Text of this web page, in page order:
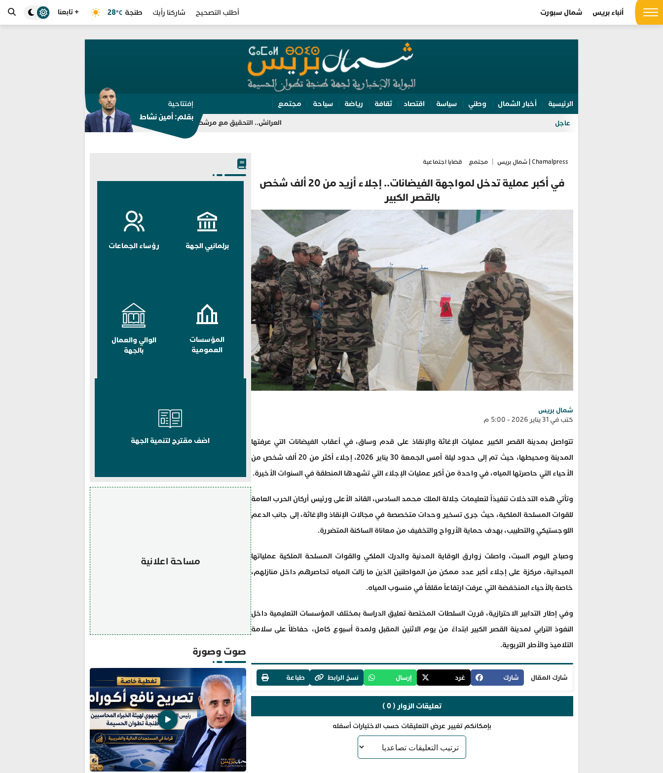
أنباء بريس شمال سبورت أطلب التصحيح شاركنا رأيك طنجة 28 °C + تابعنا
الرئيسية أخبار الشمال وطني سياسة اقتصاد ثقافة رياضة سياحة مجتمع
عاجل العرائش.. التحقيق مع مرشحة للهجرة السرية بسبب اتهامات وأخبار زائفة عن أحداث الفنيدق
إفتتاحية
بقلم: أمين نشاط
Chamalpress | شمال بريس مجتمع قضايا اجتماعية
في أكبر عملية تدخل لمواجهة الفيضانات.. إجلاء أزيد من 20 ألف شخص
بالقصر الكبير
شمال بريس
كتب في 31 يناير 2026 - 5:00 م
تتواصل بمدينة القصر الكبير عمليات الإغاثة والإنقاذ على قدم وساق، في أعقاب الفيضانات التي عرفتها
المدينة ومحيطها، حيث تم إلى حدود ليلة أمس الجمعة 30 يناير 2026، إجلاء أكثر من 20 ألف شخص من
الأحياء التي حاصرتها المياه، في واحدة من أكبر عمليات الإجلاء التي تشهدها المنطقة في السنوات الأخيرة.
وتأتي هذه التدخلات تنفيذاً لتعليمات جلالة الملك محمد السادس، القائد الأعلى ورئيس أركان الحرب العامة
للقوات المسلحة الملكية، حيث جرى تسخير وحدات متخصصة في مجالات الإنقاذ والإغاثة، إلى جانب الدعم
اللوجستيكي والتطبيب، بهدف حماية الأرواح والتخفيف من معاناة الساكنة المتضررة.
وصباح اليوم السبت، واصلت زوارق الوقاية المدنية والدرك الملكي والقوات المسلحة الملكية عملياتها
الميدانية، مركزة على إجلاء أكبر عدد ممكن من المواطنين الذين ما زالت المياه تحاصرهم داخل منازلهم،
خاصة بالأحياء المنخفضة التي عرفت ارتفاعاً مقلقاً في منسوب المياه.
وفي إطار التدابير الاحترازية، قررت السلطات المختصة تعليق الدراسة بمختلف المؤسسات التعليمية داخل
النفوذ الترابي لمدينة القصر الكبير ابتداءً من يوم الاثنين المقبل ولمدة أسبوع كامل، حفاظاً على سلامة
التلاميذ والأطر التربوية.
شارك المقال شارك غرد إرسال نسخ الرابط طباعة
تعليقات الزوار ( 0 )
بإمكانكم تغيير عرض التعليقات حسب الاختيارات أسفله
برلمانيي الجهة رؤساء الجماعات
المؤسسات
العمومية
الوالي والعمال
بالجهة
اضف مقترح لتنمية الجهة
مساحة اعلانية
صوت وصورة